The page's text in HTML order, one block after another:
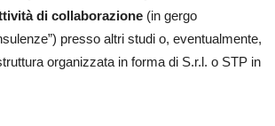
di collaborazione (in gergo
presso altri studi o, eventualmente,
organizzata in forma di S.r.l. o STP in